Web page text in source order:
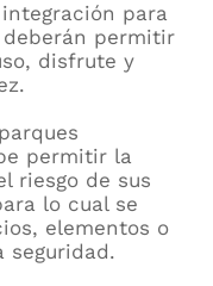
para
permitir
disfrute y
permitir la
riesgo de sus
lo cual se
elementos o
seguridad.